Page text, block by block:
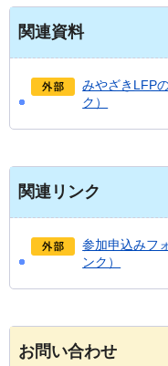
関連資料
みやざきLFP
ク）
関連リンク
参加申込みフ
ンク）
お問い合わせ